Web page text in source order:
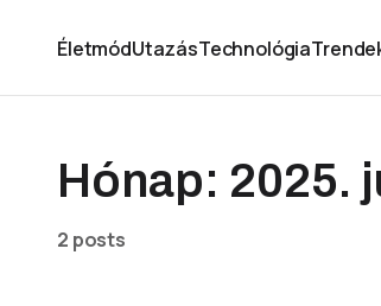
ÉletmódUtazásTechnológia
Hónap: 2025.
2 posts